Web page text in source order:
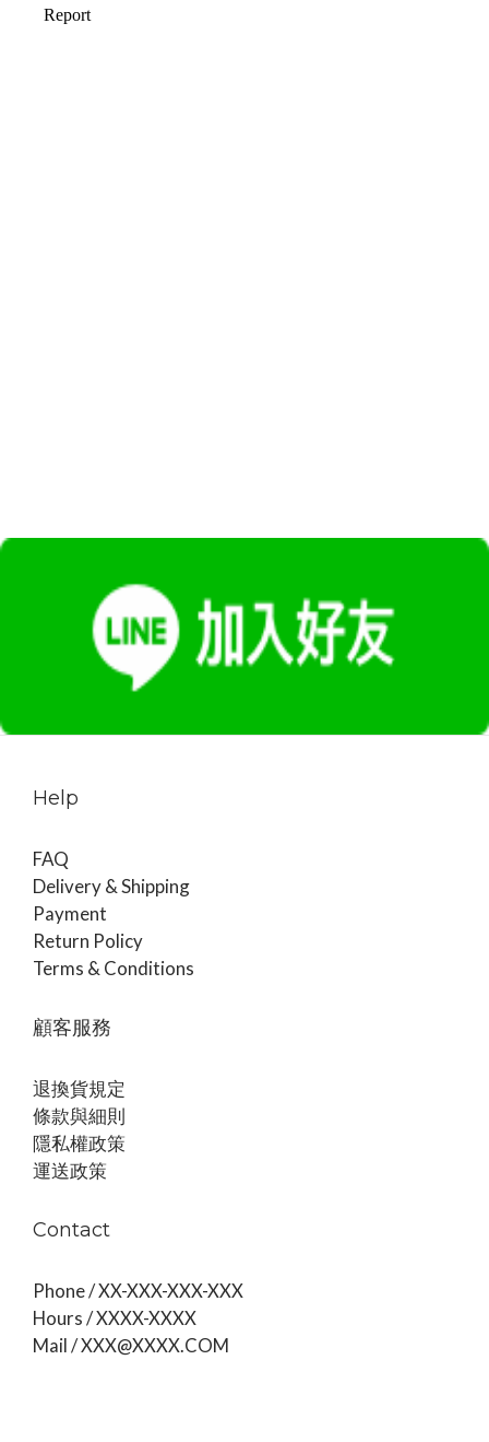
Help
FAQ
Delivery & Shipping
Payment
Return Policy
Terms & Conditions
顧客服務
退換貨規定
條款與細則
隱私權政策
運送政策
Contact
Phone / XX-XXX-XXX-XXX
Hours / XXXX-XXXX
Mail / XXX@XXXX.COM